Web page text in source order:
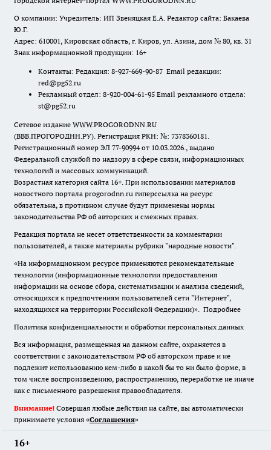
О компании: Учредитель: ИП Звеняцкая Е.А. Редактор сайта: Бакаева
Ю.Г.
Адрес: 610001, Кировская область, г. Киров, ул. Азина, дом № 80, кв. 31
Знак информационной продукции: 16+
Контакты: Редакция: 8-927-669-90-87 Email редакции:
red@pg52.ru
Рекламный отдел: 8-920-004-61-95 Email рекламного отдела:
st@pg52.ru
Сетевое издание WWW.PROGORODNN.RU
(ВВВ.ПРОГОРОДНН.РУ). Регистрация РКН: №: 7378360181.
Регистрационный номер ЭЛ 77-90994 от 10.03.2026., выдано
Федеральной службой по надзору в сфере связи, информационных
технологий и массовых коммуникаций.
Возрастная категория сайта 16+. При использовании материалов
новостного портала progorodnn.ru гиперссылка на ресурс
обязательна, в противном случае будут применены нормы
законодательства РФ об авторских и смежных правах.
Редакция портала не несет ответственности за комментарии
пользователей, а также материалы рубрики "народные новости".
«На информационном ресурсе применяются рекомендательные
технологии (информационные технологии предоставления
информации на основе сбора, систематизации и анализа сведений,
относящихся к предпочтениям пользователей сети "Интернет",
находящихся на территории Российской Федерации)». Подробнее
Политика конфиденциальности и обработки персональных данных
Вся информация, размещенная на данном сайте, охраняется в
соответствии с законодательством РФ об авторском праве и не
подлежит использованию кем-либо в какой бы то ни было форме, в
том числе воспроизведению, распространению, переработке не иначе
как с письменного разрешения правообладателя.
Внимание! Совершая любые действия на сайте, вы автоматически
принимаете условия «Cоглашения»
16+